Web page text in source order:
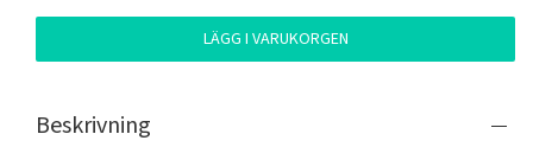
LÄGG I VARUKORGEN
Beskrivning